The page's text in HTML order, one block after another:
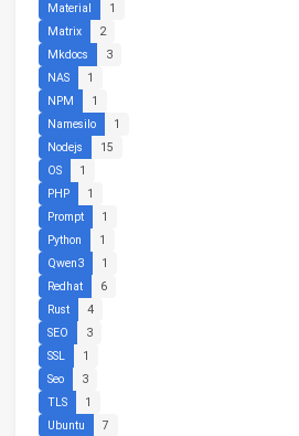
Material
1
Matrix
2
Mkdocs
3
NAS
1
NPM
1
Namesilo
1
Nodejs
15
OS
1
PHP
1
Prompt
1
Python
1
Qwen3
1
Redhat
6
Rust
4
SEO
3
SSL
1
Seo
3
TLS
1
Ubuntu
7